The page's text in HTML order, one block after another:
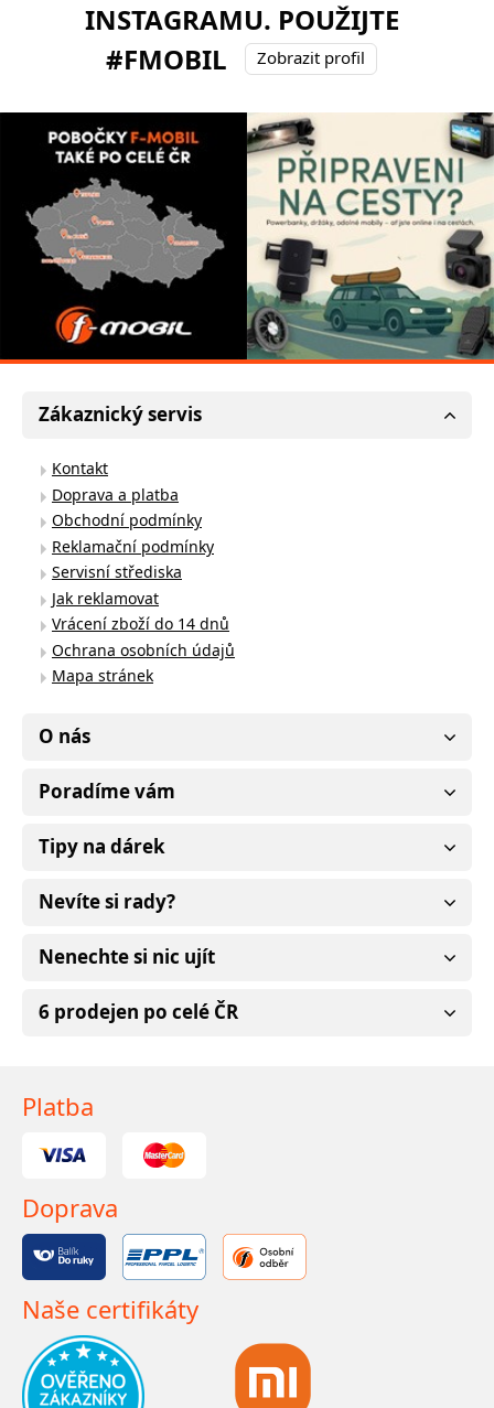
INSTAGRAMU. POUŽIJTE
#FMOBIL
Zobrazit profil
Zákaznický servis
Kontakt
Doprava a platba
Obchodní podmínky
Reklamační podmínky
Servisní střediska
Jak reklamovat
Vrácení zboží do 14 dnů
Ochrana osobních údajů
Mapa stránek
O nás
Poradíme vám
Tipy na dárek
Nevíte si rady?
Nenechte si nic ujít
6 prodejen po celé ČR
Platba
Doprava
Naše certifikáty